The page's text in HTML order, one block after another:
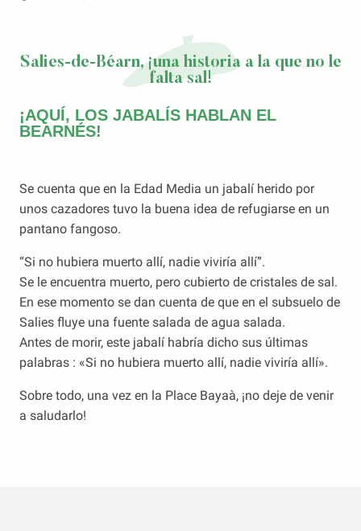
Salies-de-Béarn, ¡una historia a la que no le
falta sal!
¡AQUÍ, LOS JABALÍS HABLAN EL
BEARNÉS!
Se cuenta que en la Edad Media un jabalí herido por
unos cazadores tuvo la buena idea de refugiarse en un
pantano fangoso.
“Si no hubiera muerto allí, nadie viviría allí”.
Se le encuentra muerto, pero cubierto de cristales de sal.
En ese momento se dan cuenta de que en el subsuelo de
Salies fluye una fuente salada de agua salada.
Antes de morir, este jabalí habría dicho sus últimas
palabras : «Si no hubiera muerto allí, nadie viviría allí».
Sobre todo, una vez en la Place Bayaà, ¡no deje de venir
a saludarlo!